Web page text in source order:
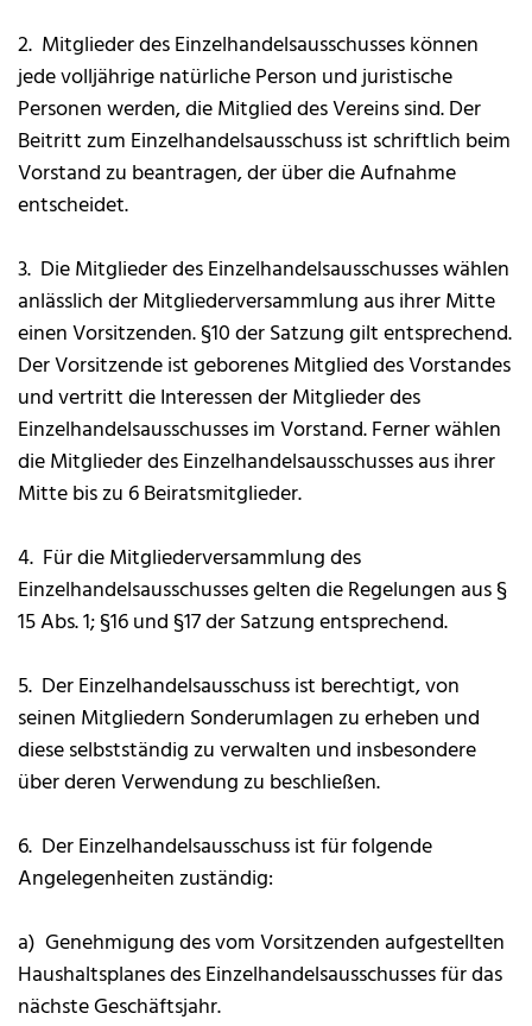
2. Mitglieder des Einzelhandelsausschusses können
jede volljährige natürliche Person und juristische
Personen werden, die Mitglied des Vereins sind. Der
Beitritt zum Einzelhandelsausschuss ist schriftlich beim
Vorstand zu beantragen, der über die Aufnahme
entscheidet.
3. Die Mitglieder des Einzelhandelsausschusses wählen
anlässlich der Mitgliederversammlung aus ihrer Mitte
einen Vorsitzenden. §10 der Satzung gilt entsprechend.
Der Vorsitzende ist geborenes Mitglied des Vorstandes
und vertritt die Interessen der Mitglieder des
Einzelhandelsausschusses im Vorstand. Ferner wählen
die Mitglieder des Einzelhandelsausschusses aus ihrer
Mitte bis zu 6 Beiratsmitglieder.
4. Für die Mitgliederversammlung des
Einzelhandelsausschusses gelten die Regelungen aus §
15 Abs. 1; §16 und §17 der Satzung entsprechend.
5. Der Einzelhandelsausschuss ist berechtigt, von
seinen Mitgliedern Sonderumlagen zu erheben und
diese selbstständig zu verwalten und insbesondere
über deren Verwendung zu beschließen.
6. Der Einzelhandelsausschuss ist für folgende
Angelegenheiten zuständig:
a) Genehmigung des vom Vorsitzenden aufgestellten
Haushaltsplanes des Einzelhandelsausschusses für das
nächste Geschäftsjahr.